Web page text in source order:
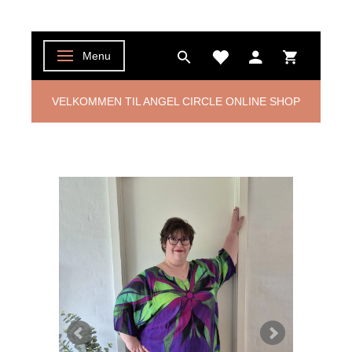
Skifte navigation
Menu
VELKOMMEN TIL ANGEL CIRCLE ONLINE SHOP